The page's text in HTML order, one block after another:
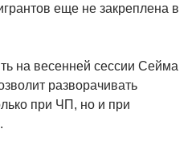
еще не закреплена в
на весенней сессии Сейма
разворачивать
при ЧП, но и при